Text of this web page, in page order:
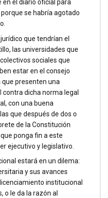
el diario oficial para
se habría agotado
que tendrían el
las universidades que
sociales que
estar en el consejo
que presenten una
dicha norma legal
con una buena
que después de dos o
de la Constitución
ponga fin a este
ejecutivo y legislativo.
estará en un dilema:
y sus avances
institucional
o le da la razón al